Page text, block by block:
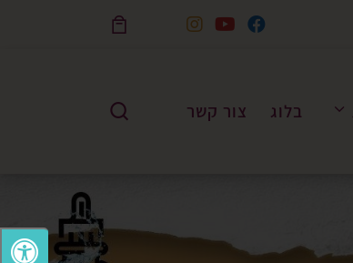
Skip to content
בלוג צור קשר